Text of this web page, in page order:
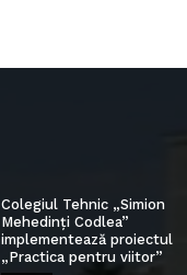
Colegiul Tehnic „Simion
Mehedinți Codlea”
implementează proiectul
„Practica pentru viitor”